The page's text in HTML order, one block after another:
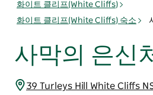
화이트 클리프(White Cliffs)
화이트 클리프(White Cliffs) 숙소
사막의 은신
39 Turleys Hill White Cliffs